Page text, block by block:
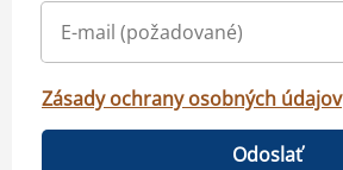
Zásady ochrany osobných údajov
Odoslať